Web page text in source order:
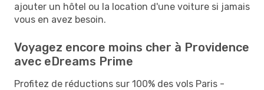
ajouter un hôtel ou la location d'une voiture si jamais
vous en avez besoin.
Voyagez encore moins cher à Providence
avec eDreams Prime
Profitez de réductions sur 100% des vols Paris -